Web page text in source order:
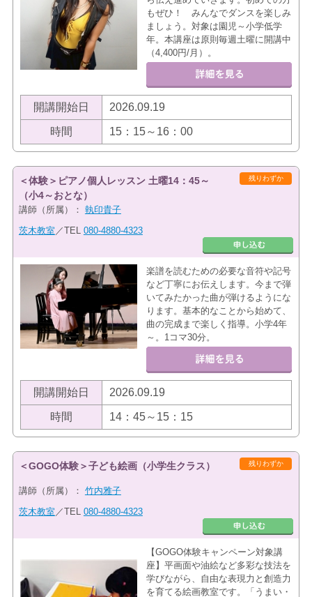
もぜひ！ みんなでダンスを楽しみ
ましょう。対象は園児～小学低学
年。本講座は原則毎週土曜に開講中
（4,400円/月）。
開講開始日 2026.09.19
時間 15：15～16：00
残りわずか
＜体験＞ピアノ個人レッスン 土曜14：45～
（小4～おとな）
講師（所属）： 執印貴子
茨木教室 ／TEL 080-4880-4323
楽譜を読むための必要な音符や記号
など丁寧にお伝えします。今まで弾
いてみたかった曲が弾けるようにな
ります。基本的なことから始めて、
曲の完成まで楽しく指導。小学4年
～。1コマ30分。
開講開始日 2026.09.19
時間 14：45～15：15
残りわずか
＜GOGO体験＞子ども絵画（小学生クラス）
講師（所属）： 竹内雅子
茨木教室 ／TEL 080-4880-4323
【GOGO体験キャンペーン対象講
座】平画面や油絵など多彩な技法を
学びながら、自由な表現力と創造力
を育てる絵画教室です。「うまい・